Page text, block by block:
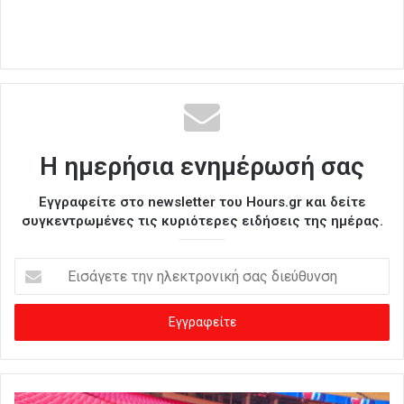
Η ημερήσια ενημέρωσή σας
Εγγραφείτε στο newsletter του Hours.gr και δείτε
συγκεντρωμένες τις κυριότερες ειδήσεις της ημέρας.
σ
γ
ε
ε